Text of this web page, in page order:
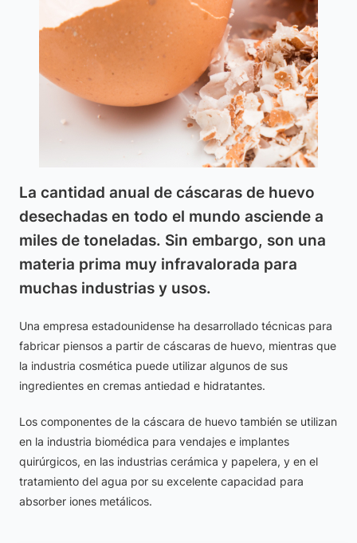
La cantidad anual de cáscaras de huevo
desechadas en todo el mundo asciende a
miles de toneladas. Sin embargo, son una
materia prima muy infravalorada para
muchas industrias y usos.
Una empresa estadounidense ha desarrollado técnicas para
fabricar piensos a partir de cáscaras de huevo, mientras que
la industria cosmética puede utilizar algunos de sus
ingredientes en cremas antiedad e hidratantes.
Los componentes de la cáscara de huevo también se utilizan
en la industria biomédica para vendajes e implantes
quirúrgicos, en las industrias cerámica y papelera, y en el
tratamiento del agua por su excelente capacidad para
absorber iones metálicos.